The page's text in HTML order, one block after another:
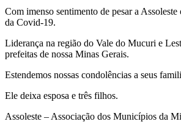
Com imenso sentimento de pesar a
da Covid-19.
Liderança na região do Vale do Mucuri e
prefeitas de nossa Minas Gerais.
Estendemos nossas condolências a seus
Ele deixa esposa e três filhos.
Assoleste – Associação dos Municípios da